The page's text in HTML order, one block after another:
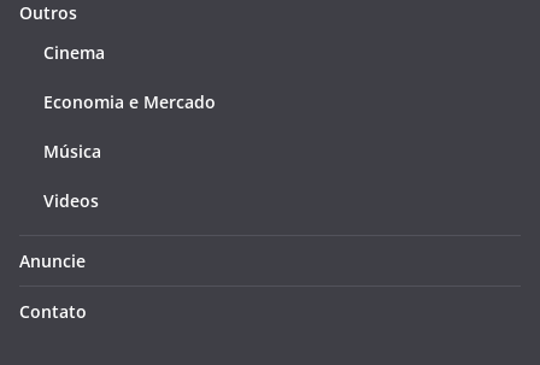
Outros
Cinema
Economia e Mercado
Música
Videos
Anuncie
Contato